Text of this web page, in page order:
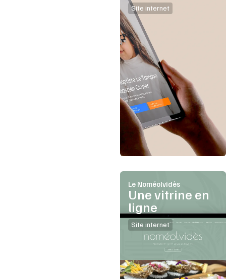
Site internet
Le Noméolvidès
Une vitrine en
ligne
Site internet